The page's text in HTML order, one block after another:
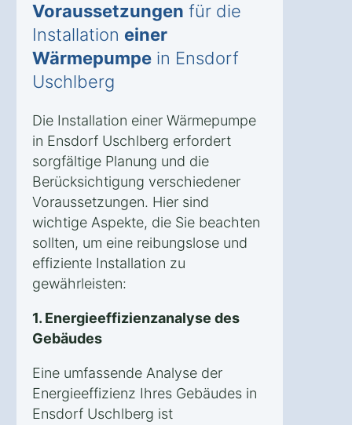
Voraussetzungen für die
Installation einer
Wärmepumpe in Ensdorf
Uschlberg
Die Installation einer Wärmepumpe
in Ensdorf Uschlberg erfordert
sorgfältige Planung und die
Berücksichtigung verschiedener
Voraussetzungen. Hier sind
wichtige Aspekte, die Sie beachten
sollten, um eine reibungslose und
effiziente Installation zu
gewährleisten:
1. Energieeffizienzanalyse des
Gebäudes
Eine umfassende Analyse der
Energieeffizienz Ihres Gebäudes in
Ensdorf Uschlberg ist